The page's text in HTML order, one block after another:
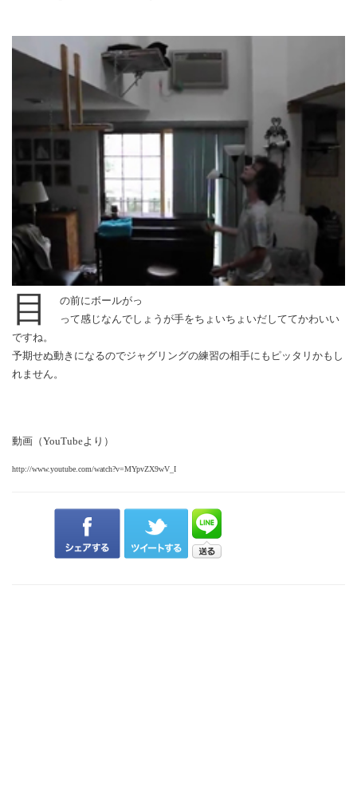
目
の前にボールがっ
って感じなんでしょうが手をちょいちょいだしててかわいい
ですね。
予期せぬ動きになるのでジャグリングの練習の相手にもピッタリかもし
れません。
動画（YouTubeより）
http://www.youtube.com/watch?v=MYpvZX9wV_I